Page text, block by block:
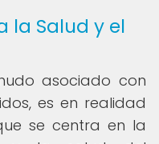
la Salud y el
asociado con
es en realidad
se centra en la